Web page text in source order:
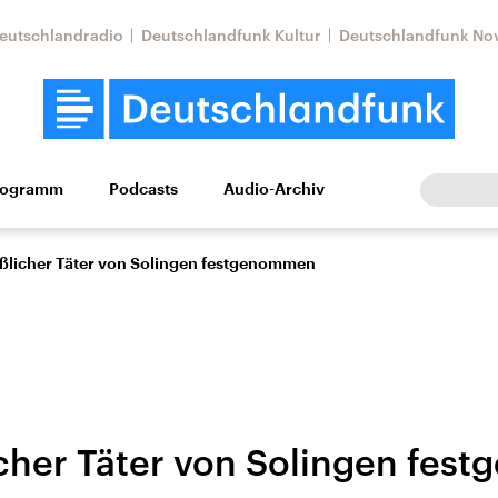
Deutschlandfunk Kultur Deutschlandfunk
Wissen Kultur Europa
Nahostkonflikt
Iran
Aktuelle Lage und
Podcasts Audio-Archiv
Täter von Solingen festgenommen
Täter von Solingen